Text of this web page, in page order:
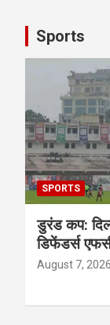
Sports
SPORTS
डुरंड कप:
डिफेंडर्स
August 7, 2026